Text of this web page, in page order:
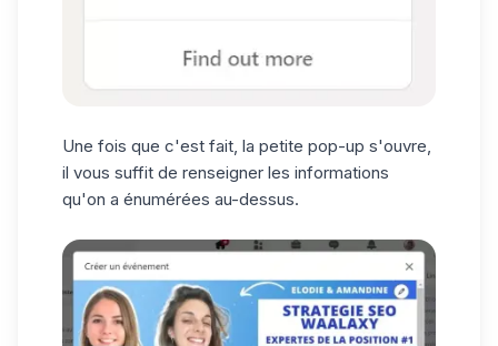
Une fois que c'est fait, la petite pop-up s'ouvre,
il vous suffit de renseigner les informations
qu'on a énumérées au-dessus.